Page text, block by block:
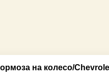
на колесо/